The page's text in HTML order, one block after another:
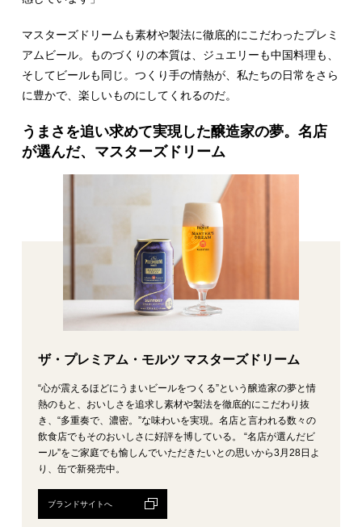
マスターズドリームも素材や製法に徹底的にこだわったプレミ
アムビール。ものづくりの本質は、ジュエリーも中国料理も、
そしてビールも同じ。つくり手の情熱が、私たちの日常をさら
に豊かで、楽しいものにしてくれるのだ。
うまさを追い求めて実現した醸造家の夢。名店
が選んだ、マスターズドリーム
ザ・プレミアム・モルツ マスターズドリーム
“心が震えるほどにうまいビールをつくる”という醸造家の夢と情
熱のもと、おいしさを追求し素材や製法を徹底的にこだわり抜
き、“多重奏で、濃密。”な味わいを実現。名店と言われる数々の
飲食店でもそのおいしさに好評を博している。 “名店が選んだビ
ール”をご家庭でも愉しんでいただきたいとの思いから3月28日よ
り、缶で新発売中。
ブランドサイトへ